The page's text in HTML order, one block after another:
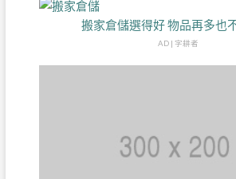
搬家倉儲選得好 物品再多也
AD | 字耕者